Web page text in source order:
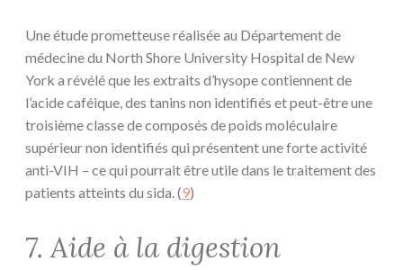
Une étude prometteuse réalisée au Département de
médecine du North Shore University Hospital de New
York a révélé que les extraits d’hysope contiennent de
l’acide caféique, des tanins non identifiés et peut-être une
troisième classe de composés de poids moléculaire
supérieur non identifiés qui présentent une forte activité
anti-VIH – ce qui pourrait être utile dans le traitement des
patients atteints du sida. (9)
7. Aide à la digestion